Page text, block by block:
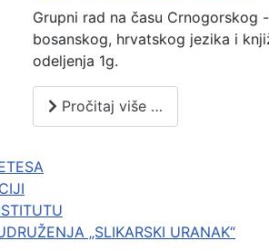
Grupni rad na času Crnogorskog
bosanskog, hrvatskog jezika i
odeljenja 1g.
Pročitaj više …
„SLIKARSKI URANAK“